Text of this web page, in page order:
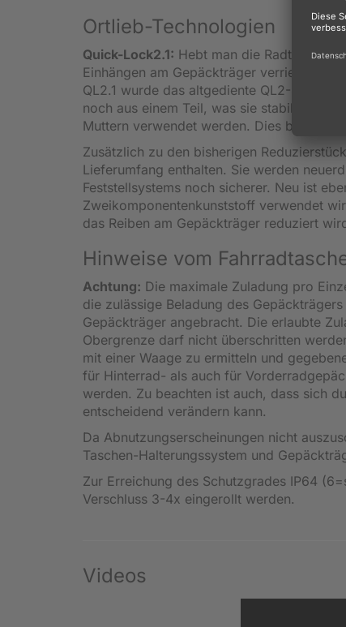
Ortlieb-Technologien
Quick-Lock2.1: Hebt man die Radtasche
Einhängen am Gepäckträger verriegeln
QL2.1 wurde das altgediente QL2-System
noch aus einem Teil, was sie stabiler
Muttern verwendet werden. Dies betrifft
Zusätzlich zu den bisherigen
Lieferumfang enthalten. Sie werden
Feststellsystems noch sicherer. Neu ist
Zweikomponentenkunststoff verwendet
das Reiben am Gepäckträger reduziert
Hinweise vom
Achtung: Die maximale Zuladung pro
die zulässige Beladung des
Gepäckträger angebracht. Die erlaubte
Obergrenze darf nicht überschritten
mit einer Waage zu ermitteln und
für Hinterrad- als auch für
werden. Zu beachten ist auch, dass sich
entscheidend verändern kann.
Da Abnutzungserscheinungen nicht
Taschen-Halterungssystem und
Zur Erreichung des Schutzgrades IP64
Verschluss 3-4x eingerollt werden.
Videos